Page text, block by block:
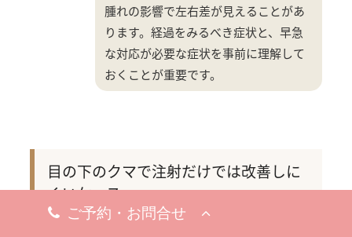
腫れの影響で左右差が見えることがあ
ります。経過をみるべき症状と、早急
な対応が必要な症状を事前に理解して
おくことが重要です。
目の下のクマで注射だけでは改善しに
くいケース